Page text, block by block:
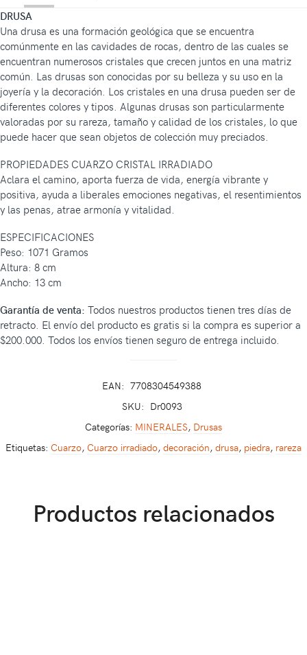
DRUSA
Una drusa es una formación geológica que se encuentra
comúnmente en las cavidades de rocas, dentro de las cuales se
encuentran numerosos cristales que crecen juntos en una matriz
común. Las drusas son conocidas por su belleza y su uso en la
joyería y la decoración. Los cristales en una drusa pueden ser de
diferentes colores y tipos. Algunas drusas son particularmente
valoradas por su rareza, tamaño y calidad de los cristales, lo que
puede hacer que sean objetos de colección muy preciados.
PROPIEDADES CUARZO CRISTAL IRRADIADO
Aclara el camino, aporta fuerza de vida, energía vibrante y
positiva, ayuda a liberales emociones negativas, el resentimientos
y las penas, atrae armonía y vitalidad.
ESPECIFICACIONES
Peso: 1071 Gramos
Altura: 8 cm
Ancho: 13 cm
Garantía de venta: Todos nuestros productos tienen tres días de
retracto. El envío del producto es gratis si la compra es superior a
$200.000. Todos los envíos tienen seguro de entrega incluido.
EAN: 7708304549388
SKU: Dr0093
Categorías: MINERALES, Drusas
Etiquetas: Cuarzo, Cuarzo irradiado, decoración, drusa, piedra, rareza
Productos relacionados